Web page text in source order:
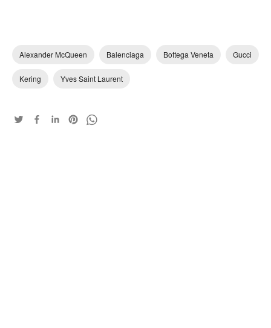
Alexander McQueen Balenciaga Bottega Veneta Gucci
Kering Yves Saint Laurent